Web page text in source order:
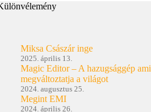
Miksa Császár inge
2025. április 13.
Magic Editor – A hazugsággép ami
megváltoztatja a világot
2024. augusztus 25.
Megint EMI
2024. április 26.